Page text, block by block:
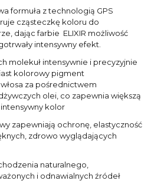
formuła z technologią GPS
cząsteczkę koloru do
dając farbie ELIXIR możliwość
intensywny efekt.
molekuł intensywnie i precyzyjnie
kolorowy pigment
za pośrednictwem
olei, co zapewnia większą
kolor
zapewniają ochronę, elastyczność
zdrowo wyglądających
naturalnego,
i odnawialnych źródeł